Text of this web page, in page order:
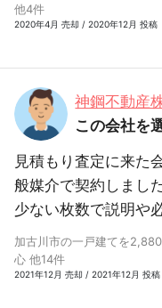
他4件
2020年4月 売却 / 2020年12月 投稿
神鋼不動産
この会社を
見積もり査定に来た
般媒介で契約しまし
少ない枚数で説明や
加古川市の一戸建てを
心 他14件
2021年12月 売却 / 2021年12月 投稿